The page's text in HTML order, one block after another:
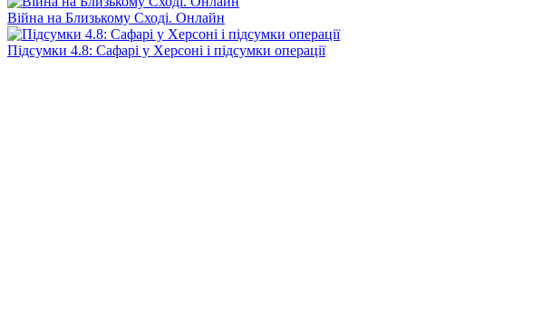
Війна на Близькому Сході. Онлайн
Підсумки 4.8: Сафарі у Херсоні і підсумки операції